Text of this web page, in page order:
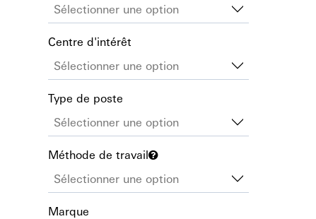
Centre d'intérêt
Type de poste
Méthode de travail
Marque